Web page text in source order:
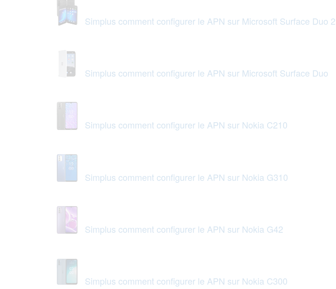
Simplus comment configurer le APN sur Microsoft Surface Duo 2
Simplus comment configurer le APN sur Microsoft Surface Duo
Simplus comment configurer le APN sur Nokia C210
Simplus comment configurer le APN sur Nokia G310
Simplus comment configurer le APN sur Nokia G42
Simplus comment configurer le APN sur Nokia C300